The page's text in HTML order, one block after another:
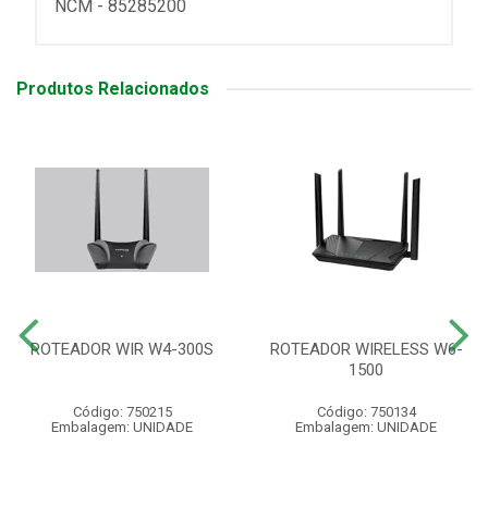
NCM - 85285200
Produtos Relacionados
ROTEADOR WIR W4-300S
Código: 750215
Embalagem: UNIDADE
ROTEADOR WIRELESS W6-
1500
Código: 750134
Embalagem: UNIDADE